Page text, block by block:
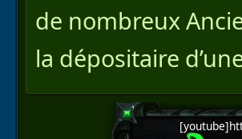
de nombreux
la dépositaire